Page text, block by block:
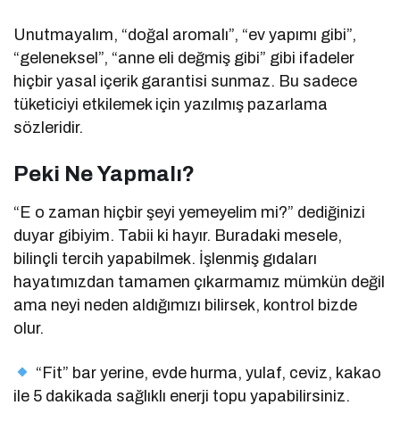
Unutmayalım, “doğal aromalı”, “ev yapımı gibi”,
“geleneksel”, “anne eli değmiş gibi” gibi ifadeler
hiçbir yasal içerik garantisi sunmaz. Bu sadece
tüketiciyi etkilemek için yazılmış pazarlama
sözleridir.
Peki Ne Yapmalı?
“E o zaman hiçbir şeyi yemeyelim mi?” dediğinizi
duyar gibiyim. Tabii ki hayır. Buradaki mesele,
bilinçli tercih yapabilmek. İşlenmiş gıdaları
hayatımızdan tamamen çıkarmamız mümkün değil
ama neyi neden aldığımızı bilirsek, kontrol bizde
olur.
“Fit” bar yerine, evde hurma, yulaf, ceviz, kakao
ile 5 dakikada sağlıklı enerji topu yapabilirsiniz.